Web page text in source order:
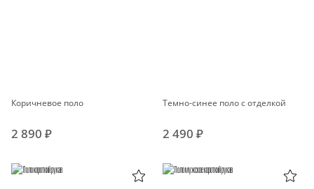
Коричневое поло
2 890 ₽
Темно-синее поло с отделкой
2 490 ₽